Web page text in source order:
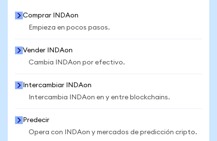
Comprar INDAon
Empieza en pocos pasos.
Vender INDAon
Cambia INDAon por efectivo.
Intercambiar INDAon
Intercambia INDAon en y entre blockchains.
Predecir
Opera con INDAon y mercados de predicción cripto.